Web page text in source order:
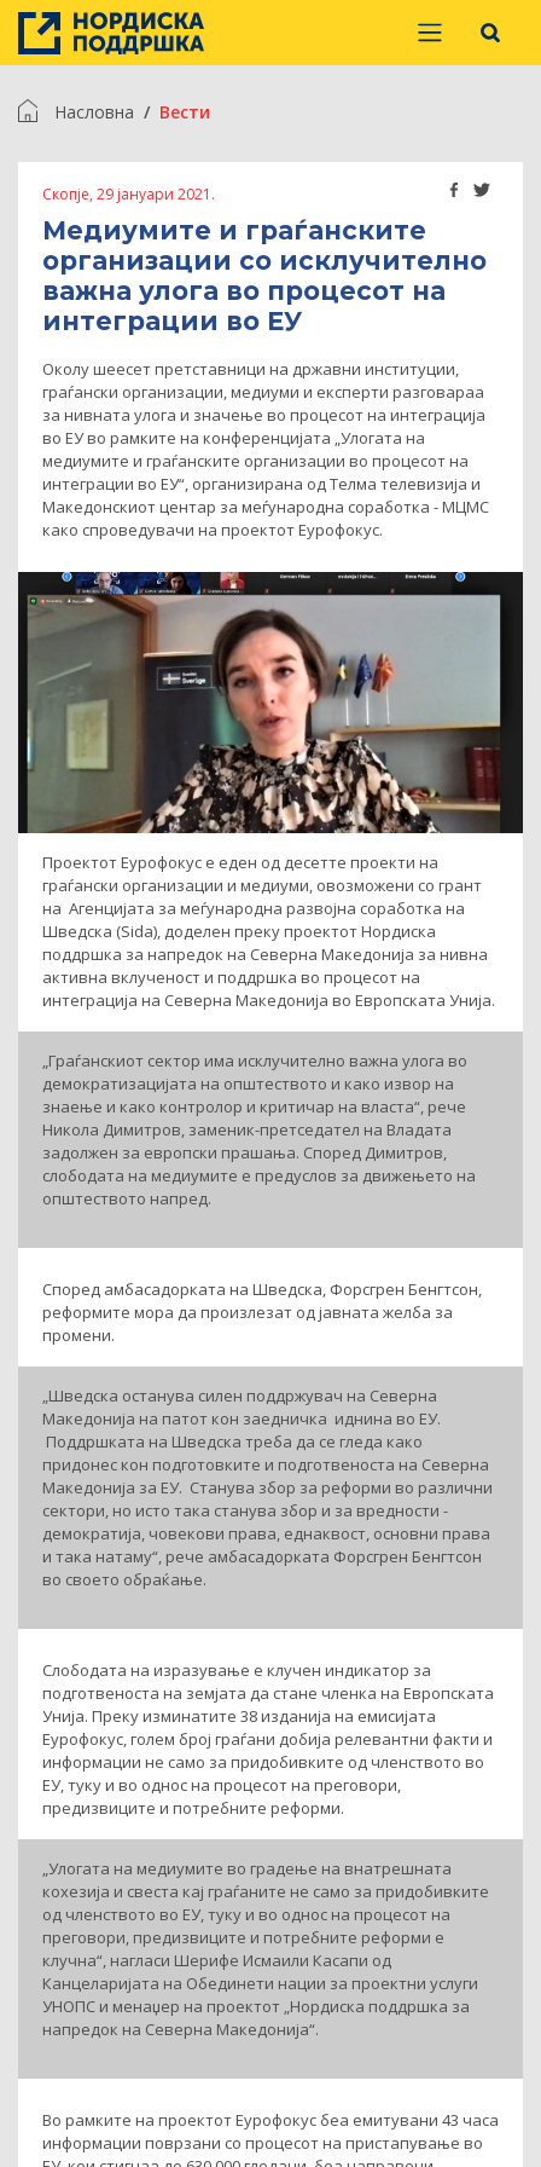
Насловна Вести
Скопје, 29 јануари 2021.
Медиумите и граѓанските
организации со исклучително
важна улога во процесот на
интеграции во ЕУ
Околу шеесет претставници на државни институции,
граѓански организации, медиуми и експерти разговараа
за нивната улога и значење во процесот на интеграција
во ЕУ во рамките на конференцијата „Улогата на
медиумите и граѓанските организации во процесот на
интеграции во ЕУ“, организирана од Телма телевизија и
Македонскиот центар за меѓународна соработка - МЦМС
како спроведувачи на проектот Еурофокус.
Проектот Еурофокус е еден од десетте проекти на
граѓански организации и медиуми, овозможени со грант
на Агенцијата за меѓународна развојна соработка на
Шведска (Sida), доделен преку проектот Нордиска
поддршка за напредок на Северна Македонија за нивна
активна вклученост и поддршка во процесот на
интеграција на Северна Македонија во Европската Унија.
„Граѓанскиот сектор има исклучително важна улога во
демократизацијата на општеството и како извор на
знаење и како контролор и критичар на власта“, рече
Никола Димитров, заменик-претседател на Владата
задолжен за европски прашања. Според Димитров,
слободата на медиумите е предуслов за движењето на
општеството напред.
Според амбасадорката на Шведска, Форсгрен Бенгтсон,
реформите мора да произлезат од јавната желба за
промени.
„Шведска останува силен поддржувач на Северна
Македонија на патот кон заедничка иднина во ЕУ.
Поддршката на Шведска треба да се гледа како
придонес кон подготовките и подготвеноста на Северна
Македонија за ЕУ. Станува збор за реформи во различни
сектори, но исто така станува збор и за вредности -
демократија, човекови права, еднаквост, основни права
и така натаму“, рече амбасадорката Форсгрен Бенгтсон
во своето обраќање.
Слободата на изразување е клучен индикатор за
подготвеноста на земјата да стане членка на Европската
Унија. Преку изминатите 38 изданија на емисијата
Еурофокус, голем број граѓани добија релевантни факти и
информации не само за придобивките од членството во
ЕУ, туку и во однос на процесот на преговори,
предизвиците и потребните реформи.
„Улогата на медиумите во градење на внатрешната
кохезија и свеста кај граѓаните не само за придобивките
од членството во ЕУ, туку и во однос на процесот на
преговори, предизвиците и потребните реформи е
клучна“, нагласи Шерифе Исмаили Касапи од
Канцеларијата на Обединети нации за проектни услуги
УНОПС и менаџер на проектот „Нордиска поддршка за
напредок на Северна Македонија“.
Во рамките на проектот Еурофокус беа емитувани 43 часа
информации поврзани со процесот на пристапување во